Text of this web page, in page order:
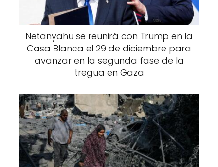
Netanyahu se reunirá con Trump en la
Casa Blanca el 29 de diciembre para
avanzar en la segunda fase de la
tregua en Gaza